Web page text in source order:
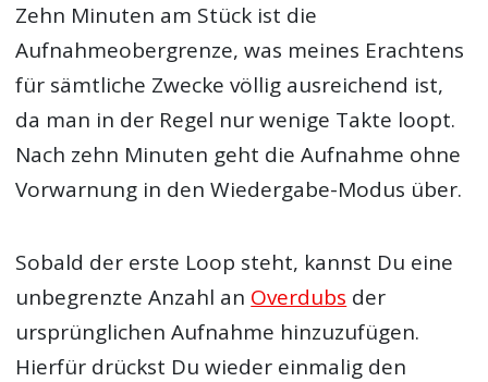
Zehn Minuten am Stück ist die
Aufnahmeobergrenze, was meines Erachtens
für sämtliche Zwecke völlig ausreichend ist,
da man in der Regel nur wenige Takte loopt.
Nach zehn Minuten geht die Aufnahme ohne
Vorwarnung in den Wiedergabe-Modus über.
Sobald der erste Loop steht, kannst Du eine
unbegrenzte Anzahl an Overdubs der
ursprünglichen Aufnahme hinzuzufügen.
Hierfür drückst Du wieder einmalig den